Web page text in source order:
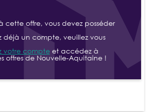
cette offre, vous devez posséder
déjà un compte, veuillez vous
votre compteet accédez à
offres de Nouvelle-Aquitaine !